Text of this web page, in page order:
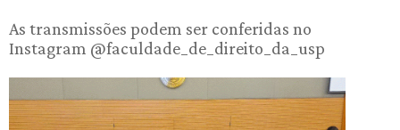
As transmissões podem ser conferidas no
Instagram @faculdade_de_direito_da_usp